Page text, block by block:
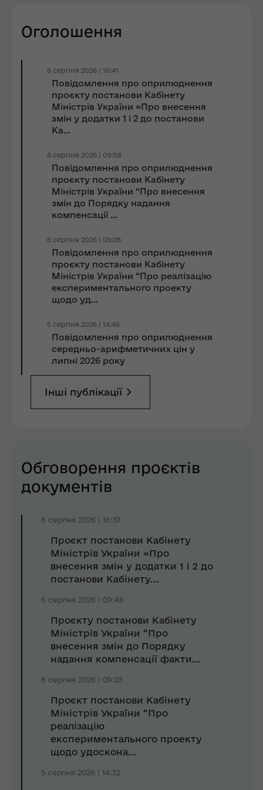
Оголошення
6 серпня 2026 | 16:41
Повідомлення про оприлюднення
проєкту постанови Кабінету
Міністрів України «Про внесення
змін у додатки 1 і 2 до постанови
Ка...
6 серпня 2026 | 09:58
Повідомлення про оприлюднення
проєкту постанови Кабінету
Міністрів України “Про внесення
змін до Порядку надання
компенсації ...
6 серпня 2026 | 09:28
Повідомлення про оприлюднення
проєкту постанови Кабінету
Міністрів України “Про реалізацію
експериментального проекту
щодо уд...
5 серпня 2026 | 14:46
Повідомлення про оприлюднення
середньо-арифметичних цін у
липні 2026 року
Інші публікації
Обговорення проєктів
документів
6 серпня 2026 | 16:37
Проєкт постанови Кабінету
Міністрів України «Про
внесення змін у додатки 1 і 2 до
постанови Кабінету...
6 серпня 2026 | 09:48
Проєкту постанови Кабінету
Міністрів України “Про
внесення змін до Порядку
надання компенсації факти...
6 серпня 2026 | 09:23
Проєкт постанови Кабінету
Міністрів України “Про
реалізацію
експериментального проекту
щодо удоскона...
5 серпня 2026 | 14:32